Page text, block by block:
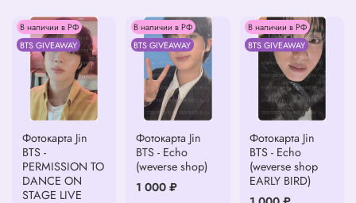
В наличии в РФ
BTS GIVEAWAY
Фотокарта Jin
BTS -
PERMISSION TO
DANCE ON
STAGE LIVE
В наличии в РФ
BTS GIVEAWAY
Фотокарта Jin
BTS - Echo
(weverse shop)
1 000 ₽
В наличии в РФ
BTS GIVEAWAY
Фотокарта Jin
BTS - Echo
(weverse shop
EARLY BIRD)